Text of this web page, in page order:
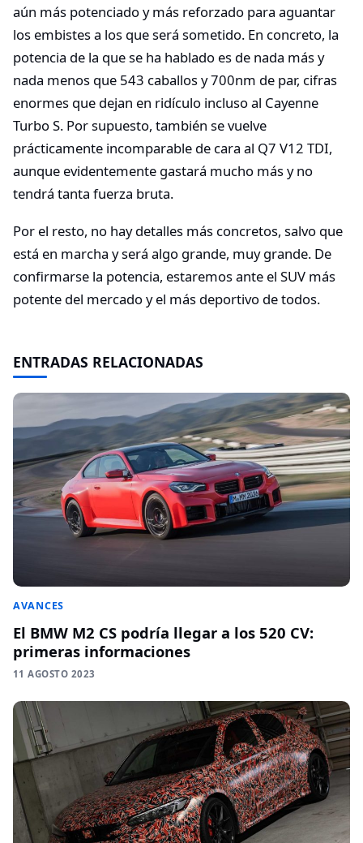
aún más potenciado y más reforzado para aguantar
los embistes a los que será sometido. En concreto, la
potencia de la que se ha hablado es de nada más y
nada menos que 543 caballos y 700nm de par, cifras
enormes que dejan en ridículo incluso al Cayenne
Turbo S. Por supuesto, también se vuelve
prácticamente incomparable de cara al Q7 V12 TDI,
aunque evidentemente gastará mucho más y no
tendrá tanta fuerza bruta.
Por el resto, no hay detalles más concretos, salvo que
está en marcha y será algo grande, muy grande. De
confirmarse la potencia, estaremos ante el SUV más
potente del mercado y el más deportivo de todos.
ENTRADAS RELACIONADAS
AVANCES
El BMW M2 CS podría llegar a los 520 CV:
primeras informaciones
11 AGOSTO 2023